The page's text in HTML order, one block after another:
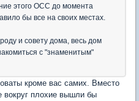
этого ОСС до момента
бы все на своих местах.
и совету дома, весь дом
с "знаменитым"
кроме вас самих. Вместо
вокруг плохие вышли бы